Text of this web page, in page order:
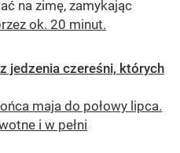
na zimę, zamykając
ok. 20 minut.
jedzenia czereśni, których
maja do połowy lipca.
i w pełni